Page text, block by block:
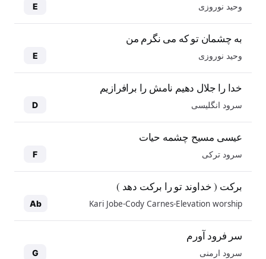
وحید نوروزی E
به چشمان تو که می نگرم من
وحید نوروزی E
خدا را جلال دهیم نامش را برافرازیم
سرود انگلیسی D
عیسی مسیح چشمه حیات
سرود ترکی F
برکت ( خداوند تو را برکت دهد )
Kari Jobe-Cody Carnes-Elevation worship
Ab
سر فرود آورم
سرود ارمنی G